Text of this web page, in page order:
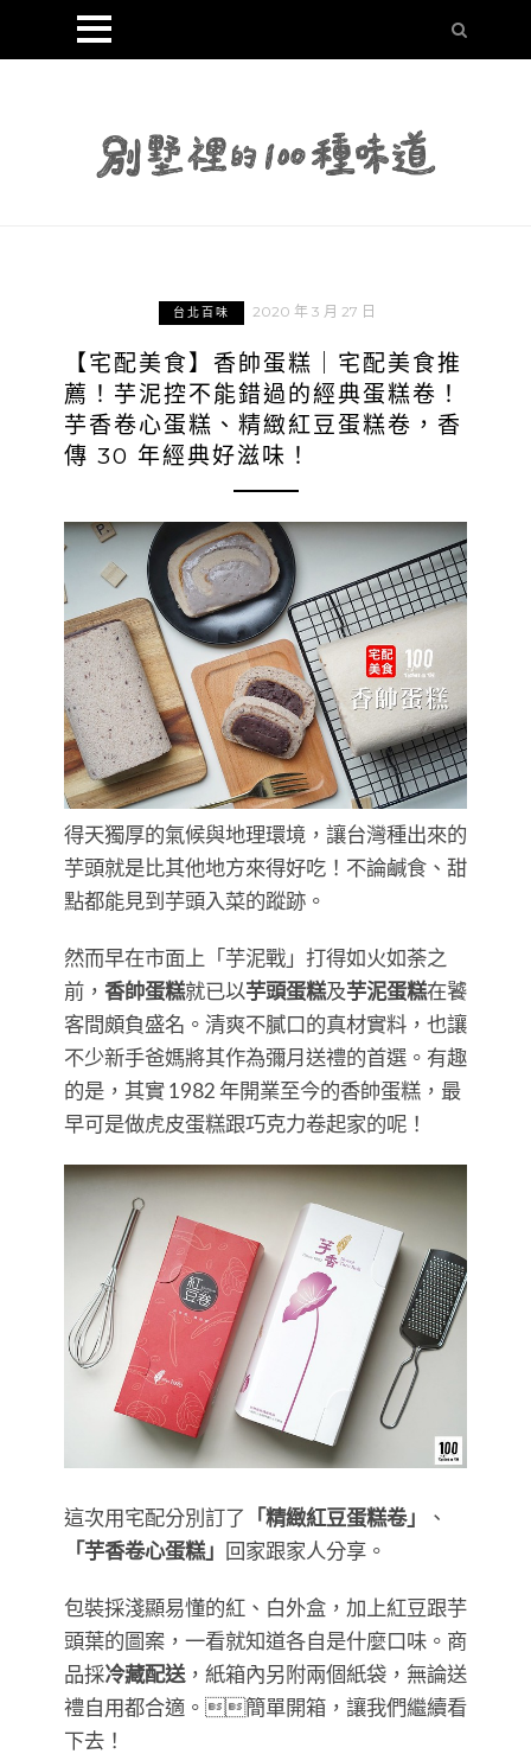
台北百味 2020 年 3 月 27 日
【宅配美食】香帥蛋糕｜宅配美食推
薦！芋泥控不能錯過的經典蛋糕卷！
芋香卷心蛋糕、精緻紅豆蛋糕卷，香
傳 30 年經典好滋味！
得天獨厚的氣候與地理環境，讓台灣種出來的
芋頭就是比其他地方來得好吃！不論鹹食、甜
點都能見到芋頭入菜的蹤跡。
然而早在市面上「芋泥戰」打得如火如荼之
前， 香帥蛋糕就已以芋頭蛋糕及芋泥蛋糕在饕
客間頗負盛名。清爽不膩口的真材實料，也讓
不少新手爸媽將其作為彌月送禮的首選。有趣
的是，其實 1982 年開業至今的香帥蛋糕，最
早可是做虎皮蛋糕跟巧克力卷起家的呢！
這次用宅配分別訂了 「精緻紅豆蛋糕卷」
、
「芋香卷心蛋糕」 回家跟家人分享。
包裝採淺顯易懂的紅、白外盒，加上紅豆跟芋
頭葉的圖案，一看就知道各自是什麼口味。商
品採冷藏配送 ，紙箱內另附兩個紙袋，無論送
禮自用都合適。簡單開箱，讓我們繼續看
下去！